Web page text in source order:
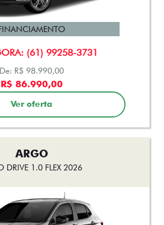
(61) 99258-3731
De: R$ 98.990,00
R$ 86.990,00
Ver oferta
ARGO
DRIVE 1.0 FLEX 2026